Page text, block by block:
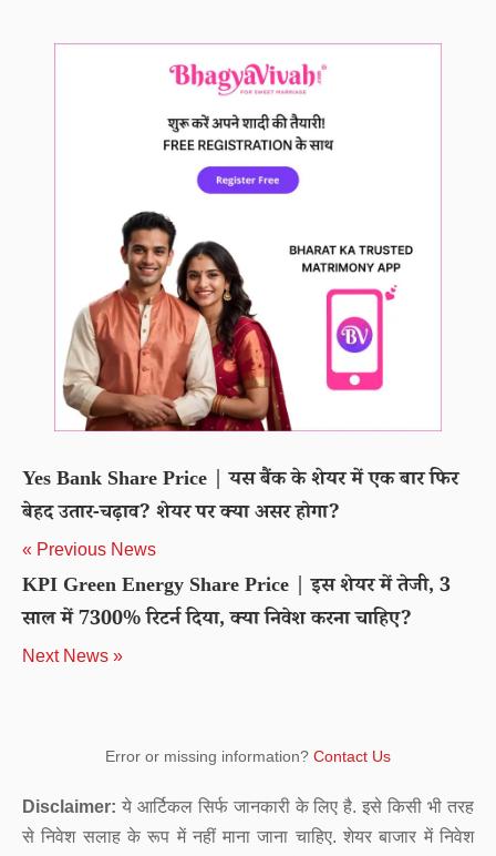
Yes Bank Share Price | यस बैंक के शेयर में एक बार फिर
बेहद उतार-चढ़ाव? शेयर पर क्या असर होगा?
« Previous News
KPI Green Energy Share Price | इस शेयर में तेजी, 3
साल में 7300% रिटर्न दिया, क्या निवेश करना चाहिए?
Next News »
Error or missing information? Contact Us
Disclaimer: ये आर्टिकल सिर्फ जानकारी के लिए है. इसे किसी भी तरह
से निवेश सलाह के रूप में नहीं माना जाना चाहिए. शेयर बाजार में निवेश